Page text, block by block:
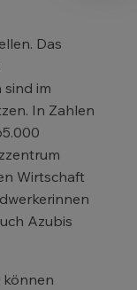
Das
im
In Zahlen
Wirtschaft
Azubis
können